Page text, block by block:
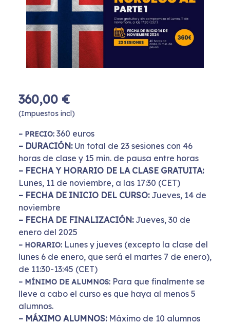
360,00 €
(Impuestos incl)
– PRECIO: 360 euros
– DURACIÓN: Un total de 23 sesiones con 46
horas de clase y 15 min. de pausa entre horas
– FECHA Y HORARIO DE LA CLASE GRATUITA:
Lunes, 11 de noviembre, a las 17:30 (CET)
– FECHA DE INICIO DEL CURSO:Jueves, 14 de
noviembre
– FECHA DE FINALIZACIÓN:Jueves, 30 de
enero del 2025
– HORARIO: Lunes y jueves (excepto la clase del
lunes 6 de enero, que será el martes 7 de enero),
de 11:30-13:45 (CET)
– MÍNIMO DE ALUMNOS: Para que finalmente se
lleve a cabo el curso es que haya al menos 5
alumnos.
– MÁXIMO ALUMNOS: Máximo de 10 alumnos